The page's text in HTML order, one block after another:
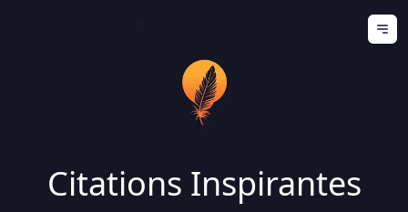
Citations Inspirantes